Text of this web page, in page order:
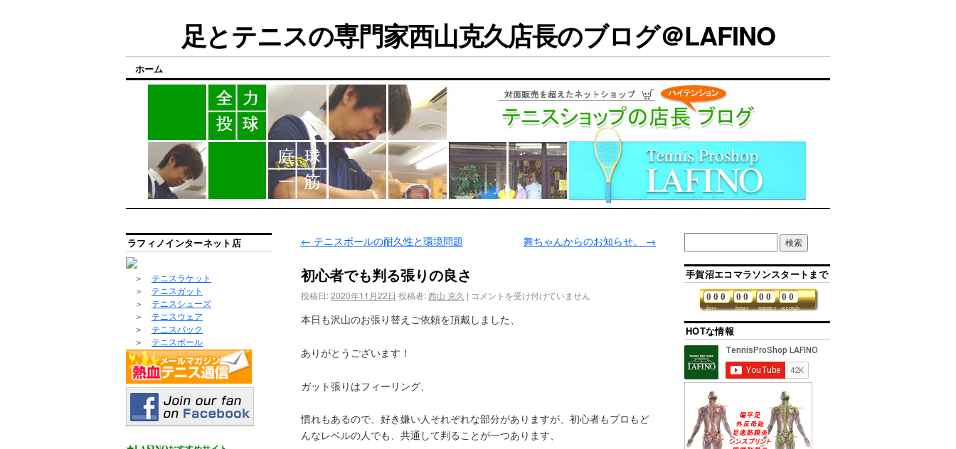
足とテニスの専門家西山克久店長のブログ＠LAFINO
ホーム
← テニスボールの耐久性と環境問題 舞ちゃんからのお知らせ。 →
初心者でも判る張りの良さ
投稿日: 2020年11月22日 投稿者: 西山 克久 | コメントを受け付けていません
本日も沢山のお張り替えご依頼を頂戴しました、
ありがとうございます！
ガット張りはフィーリング、
慣れもあるので、好き嫌い人それぞれな部分がありますが、初心者もプロもど
んなレベルの人でも、共通して判ることが一つあります、
ラフィノインターネット店
＞ テニスラケット
＞ テニスガット
＞ テニスシューズ
＞ テニスウェア
＞ テニスバック
＞ テニスボール
手賀沼エコマラソンスタートまで
days
0 0 0
hours
0 0
minutes
0 0
seconds
0 0
HOTな情報